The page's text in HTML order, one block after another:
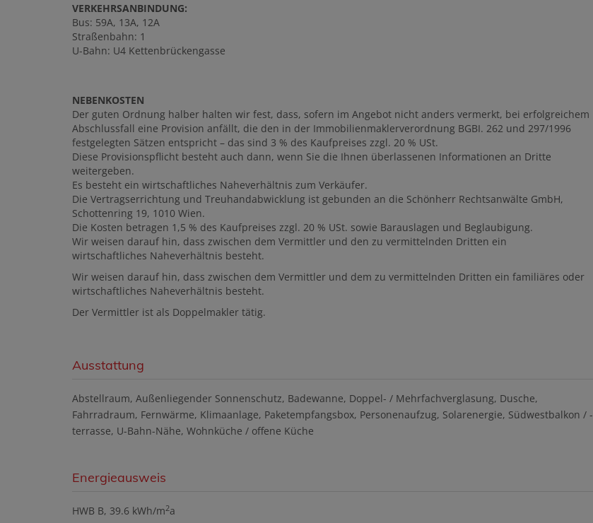
VERKEHRSANBINDUNG:
Bus: 59A, 13A, 12A
Straßenbahn: 1
U-Bahn: U4 Kettenbrückengasse
NEBENKOSTEN
Der guten Ordnung halber halten wir fest, dass, sofern im Angebot nicht anders vermerkt, bei erfolgreichem
Abschlussfall eine Provision anfällt, die den in der Immobilienmaklerverordnung BGBI. 262 und 297/1996
festgelegten Sätzen entspricht – das sind 3 % des Kaufpreises zzgl. 20 % USt.
Diese Provisionspflicht besteht auch dann, wenn Sie die Ihnen überlassenen Informationen an Dritte
weitergeben.
Es besteht ein wirtschaftliches Naheverhältnis zum Verkäufer.
Die Vertragserrichtung und Treuhandabwicklung ist gebunden an die Schönherr Rechtsanwälte GmbH,
Schottenring 19, 1010 Wien.
Die Kosten betragen 1,5 % des Kaufpreises zzgl. 20 % USt. sowie Barauslagen und Beglaubigung.
Wir weisen darauf hin, dass zwischen dem Vermittler und den zu vermittelnden Dritten ein
wirtschaftliches Naheverhältnis besteht.
Wir weisen darauf hin, dass zwischen dem Vermittler und dem zu vermittelnden Dritten ein familiäres oder
wirtschaftliches Naheverhältnis besteht.
Der Vermittler ist als Doppelmakler tätig.
Ausstattung
Abstellraum Außenliegender Sonnenschutz Badewanne Doppel- / Mehrfachverglasung Dusche
Fahrradraum Fernwärme Klimaanlage Paketempfangsbox Personenaufzug Solarenergie Südwestbalkon / -
terrasse U-Bahn-Nähe Wohnküche / offene Küche
Energieausweis
HWB B, 39.6 kWh/m2a